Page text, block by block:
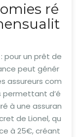
ré
pour un prêt de
peut génér
assureurs com
permettant d’é
à une assuran
de Lionel, qu
à 25€, créant